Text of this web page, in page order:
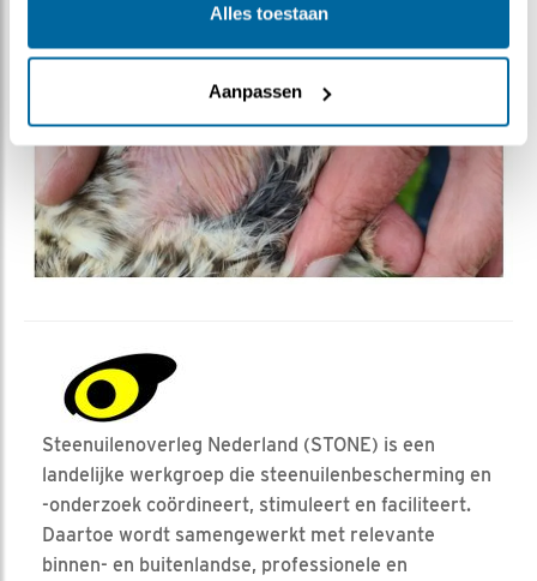
Alles toestaan
Aanpassen
Steenuilenoverleg Nederland (STONE) is een
landelijke werkgroep die steenuilenbescherming en
-onderzoek coördineert, stimuleert en faciliteert.
Daartoe wordt samengewerkt met relevante
binnen- en buitenlandse, professionele en